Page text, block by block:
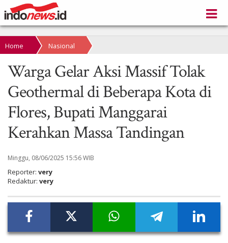
Home Nasional
Warga Gelar Aksi Massif Tolak
Geothermal di Beberapa Kota di
Flores, Bupati Manggarai
Kerahkan Massa Tandingan
Minggu, 08/06/2025 15:56 WIB
Reporter: very
Redaktur: very